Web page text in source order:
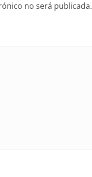
no será publicada.